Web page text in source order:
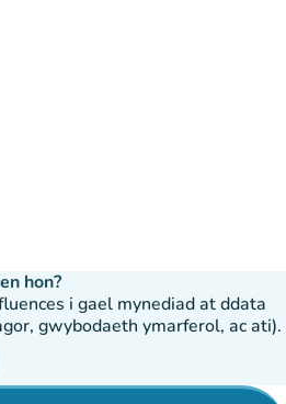
hon?
i gael mynediad at ddata
gwybodaeth ymarferol, ac ati).